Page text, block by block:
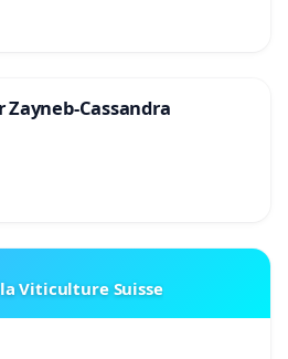
Cassandra
Viticulture Suisse